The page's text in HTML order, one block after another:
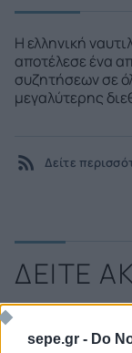
sepe.gr - Do
Η ελληνική
αποτέλεσε ένα
συζητήσεων σε
μεγαλύτερης
Δείτε
ΔΕΙΤΕ